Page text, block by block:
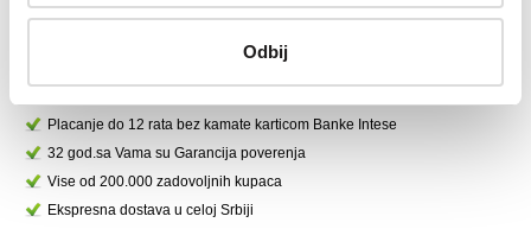
Odbij
U korpu U korpu
Placanje do 12 rata bez kamate karticom Banke Intese
32 god.sa Vama su Garancija poverenja
Vise od 200.000 zadovoljnih kupaca
Ekspresna dostava u celoj Srbiji